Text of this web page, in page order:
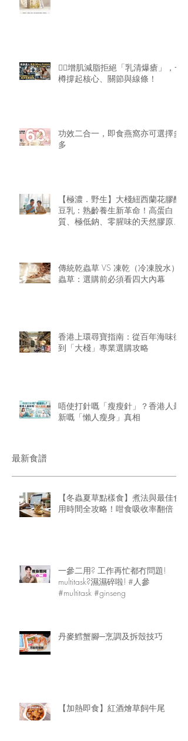
🏋️‍♂️增肌減脂拒絕「乳清爆瘡」，一
樽撐起核心、關節與線條！
功效二合一，即食燕窩亦可選擇多
多
【極濃．野生】大棧紐西蘭花膠醇
豆乳：熟齡養生新革命！高蛋白
質、極低鈉、零腥味的天然膠原精
傳統乾蟲草 VS 凍乾（冷凍脫水）
蟲草：選購前必須看四大內幕
香港上環尋寶指南：從百年海味街
到「大棧」專業選購攻略
唔使打針嘅「瘦瘦針」？香港人最
新嘅「懶人瘦身」真相
最新食譜
【冬蟲夏草點樣食】煮法與最佳食
用時間全攻略！咁食吸收率翻倍
一參二用? 工作再忙都冇問題!
multitask?濕濕碎啦! #人參
#multitask #ginseng
丹麥鱈蟹腳─烹調及拆殼技巧
【加熱即食】紅酒燴草飼牛尾